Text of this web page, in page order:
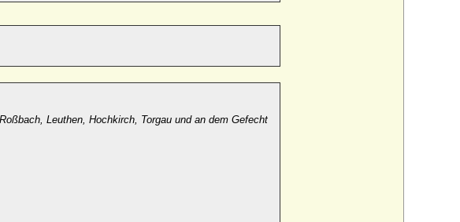
Leuthen, Hochkirch, Torgau und an dem Gefecht